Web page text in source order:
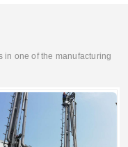
in one of the manufacturing